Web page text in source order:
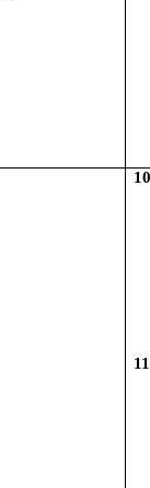
11